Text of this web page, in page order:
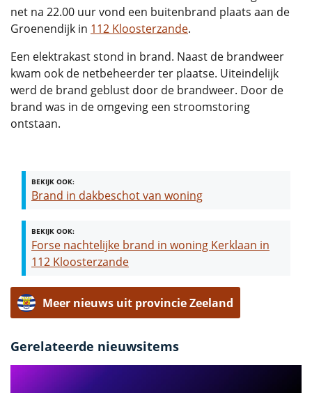
net na 22.00 uur vond een buitenbrand plaats aan de
Groenendijk in 112 Kloosterzande.
Een elektrakast stond in brand. Naast de brandweer
kwam ook de netbeheerder ter plaatse. Uiteindelijk
werd de brand geblust door de brandweer. Door de
brand was in de omgeving een stroomstoring
ontstaan.
BEKIJK OOK:
Brand in dakbeschot van woning
BEKIJK OOK:
Forse nachtelijke brand in woning Kerklaan in
112 Kloosterzande
Meer nieuws uit provincie Zeeland
Gerelateerde nieuwsitems